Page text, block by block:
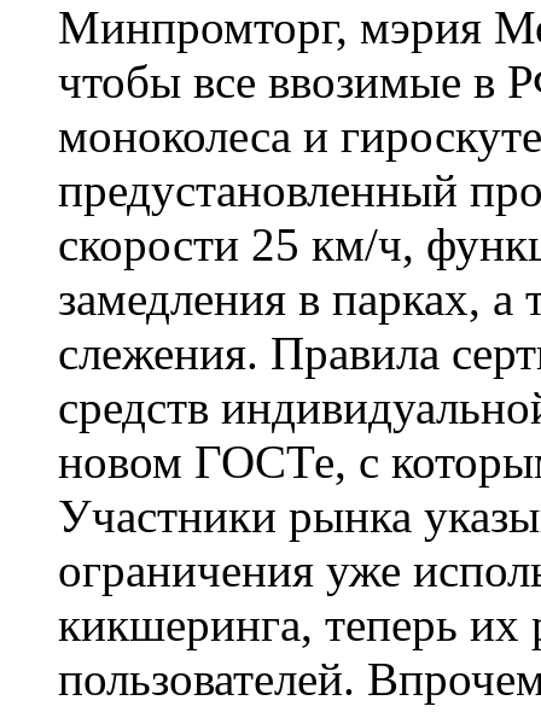
Минпромторг, мэрия
чтобы все ввозимые в
моноколеса и
предустановленный
скорости 25 км/ч,
замедления в парках, а
слежения. Правила
средств
новом ГОСТе, с
Участники рынка
ограничения уже
кикшеринга, теперь их
пользователей.